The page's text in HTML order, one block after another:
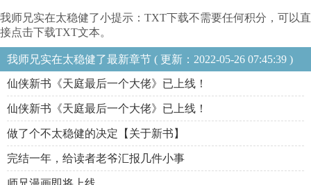
我师兄实在太稳健了小提示：TXT下载不需要任何积分，可以直
接点击下载TXT文本。
我师兄实在太稳健了最新章节 ( 更新：2022-05-26 07:45:39 )
仙侠新书《天庭最后一个大佬》已上线！
仙侠新书《天庭最后一个大佬》已上线！
做了个不太稳健的决定【关于新书】
完结一年，给读者老爷汇报几件小事